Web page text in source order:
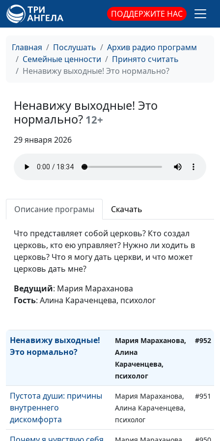
ПОДДЕРЖИТЕ НАС
Главная Послушать
Архив радио программ
Семейные ценности
Принято считать
Ненавижу выходные! Это нормально?
Ненавижу выходные! Это
нормально? 12+
29 января 2026
Описание програмы Скачать
Что представляет собой церковь? Кто создал
церковь, кто ею управляет? Нужно ли ходить в
церковь? Что я могу дать церкви, и что может
церковь дать мне?
Ведущий: Мария Мараханова
Гость: Алина Караченцева, психолог
Как перестать терпеть
Мария Мараханова,
Ненавижу выходные!
Это нормально?
Мария Мараханова,
Алина
Караченцева,
психолог
#952
Пустота души: причины
внутреннего
дискомфорта
Мария Мараханова,
Алина Караченцева,
психолог
#951